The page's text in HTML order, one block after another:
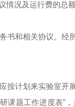
情况及运行费的
书和相关协议。
按计划来实验室开
课题工作进度表”